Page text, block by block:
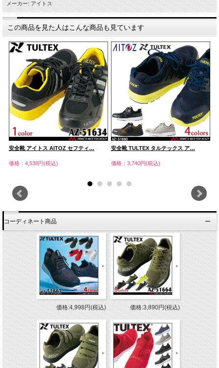
メーカー: アイトス
この商品を見た人はこんな商品も見ています
安全靴 アイトス AITOZ セフティ…
価格：4,538円(税込)
安全靴 TULTEX タルテックス ア…
価格：3,740円(税込)
コーディネート商品
価格:4,998円(税込) 価格:3,890円(税込)